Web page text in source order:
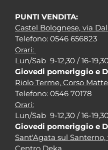
PUNTI VENDITA:
Castel Bolognese, via
Telefono: 0546 656823
Orari:
Lun/Sab 9-12,30 / 16-
Giovedi pomeriggio e
Riolo Terme, Corso
Telefono: 0546 70178
Orari:
Lun/Sab 9-12,30 / 16-
Giovedi pomeriggio e
Sant'Agata sul Santerno,